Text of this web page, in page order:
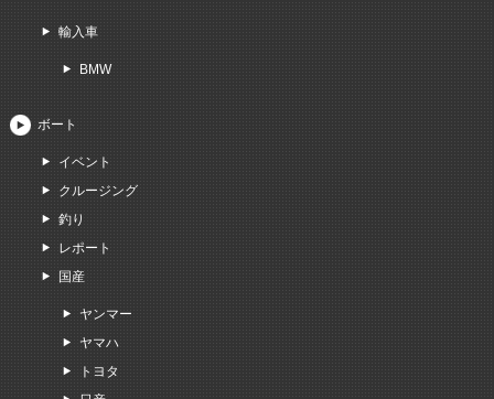
輸入車
BMW
ボート
イベント
クルージング
釣り
レポート
国産
ヤンマー
ヤマハ
トヨタ